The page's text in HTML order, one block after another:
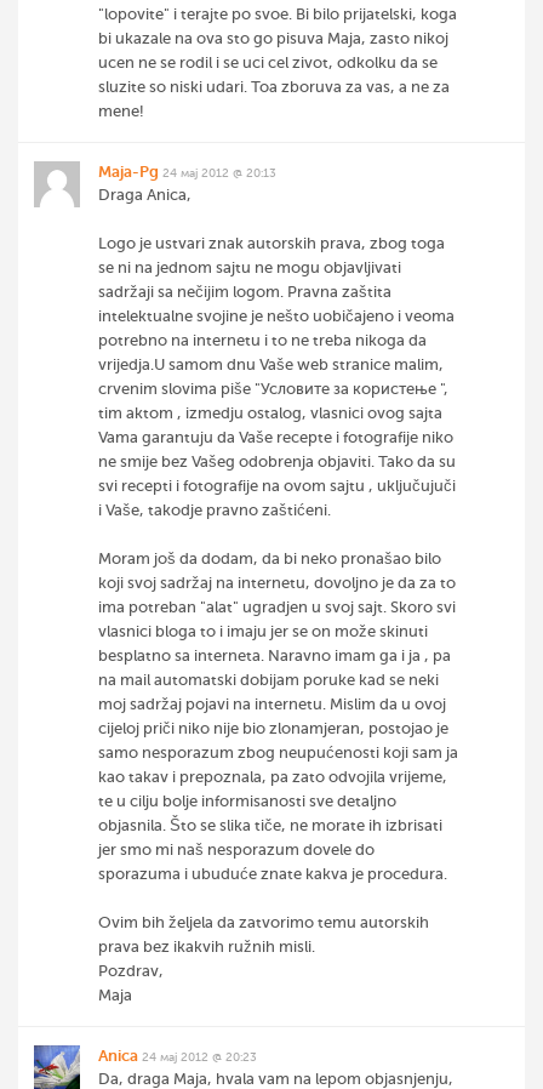
"lopovite" i terajte po svoe. Bi bilo prijatelski, koga
bi ukazale na ova sto go pisuva Maja, zasto nikoj
ucen ne se rodil i se uci cel zivot, odkolku da se
sluzite so niski udari. Toa zboruva za vas, a ne za
mene!
Maja-Pg 24 мај 2012 @ 20:13
Draga Anica,
Logo je ustvari znak autorskih prava, zbog toga
se ni na jednom sajtu ne mogu objavljivati
sadržaji sa nečijim logom. Pravna zaštita
intelektualne svojine je nešto uobičajeno i veoma
potrebno na internetu i to ne treba nikoga da
vrijedja.U samom dnu Vaše web stranice malim,
crvenim slovima piše "Условите за користење ",
tim aktom , izmedju ostalog, vlasnici ovog sajta
Vama garantuju da Vaše recepte i fotografije niko
ne smije bez Vašeg odobrenja objaviti. Tako da su
svi recepti i fotografije na ovom sajtu , uključujuči
i Vaše, takodje pravno zaštićeni.
Moram još da dodam, da bi neko pronašao bilo
koji svoj sadržaj na internetu, dovoljno je da za to
ima potreban "alat" ugradjen u svoj sajt. Skoro svi
vlasnici bloga to i imaju jer se on može skinuti
besplatno sa interneta. Naravno imam ga i ja , pa
na mail automatski dobijam poruke kad se neki
moj sadržaj pojavi na internetu. Mislim da u ovoj
cijeloj priči niko nije bio zlonamjeran, postojao je
samo nesporazum zbog neupućenosti koji sam ja
kao takav i prepoznala, pa zato odvojila vrijeme,
te u cilju bolje informisanosti sve detaljno
objasnila. Što se slika tiče, ne morate ih izbrisati
jer smo mi naš nesporazum dovele do
sporazuma i ubuduće znate kakva je procedura.
Ovim bih željela da zatvorimo temu autorskih
prava bez ikakvih ružnih misli.
Pozdrav,
Maja
Anica 24 мај 2012 @ 20:23
Da, draga Maja, hvala vam na lepom objasnjenju,